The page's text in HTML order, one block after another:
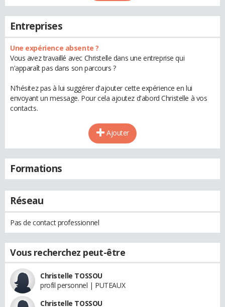
Entreprises
Une expérience absente ?
Vous avez travaillé avec Christelle dans une entreprise qui
n'apparaît pas dans son parcours ?
N'hésitez pas à lui suggérer d'ajouter cette expérience en lui
envoyant un message. Pour cela ajoutez d'abord Christelle à vos
contacts.
Ajouter
Formations
Réseau
Pas de contact professionnel
Vous recherchez peut-être
Christelle TOSSOU
profil personnel | PUTEAUX
Christelle TOSSOU